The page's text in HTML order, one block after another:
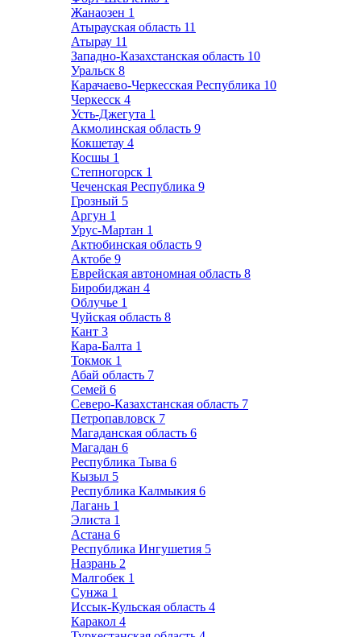
Жанаозен 1
Атырауская область 11
Атырау 11
Западно-Казахстанская область 10
Уральск 8
Карачаево-Черкесская Республика 10
Черкесск 4
Усть-Джегута 1
Акмолинская область 9
Кокшетау 4
Косшы 1
Степногорск 1
Чеченская Республика 9
Грозный 5
Аргун 1
Урус-Мартан 1
Актюбинская область 9
Актобе 9
Еврейская автономная область 8
Биробиджан 4
Облучье 1
Чуйская область 8
Кант 3
Кара-Балта 1
Токмок 1
Абай область 7
Семей 6
Северо-Казахстанская область 7
Петропавловск 7
Магаданская область 6
Магадан 6
Республика Тыва 6
Кызыл 5
Республика Калмыкия 6
Лагань 1
Элиста 1
Астана 6
Республика Ингушетия 5
Назрань 2
Малгобек 1
Сунжа 1
Иссык-Кульская область 4
Каракол 4